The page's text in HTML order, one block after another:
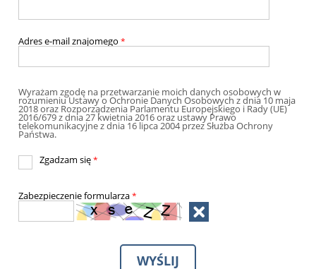
Adres e-mail znajomego *
Wyrażam zgodę na przetwarzanie moich danych osobowych w
rozumieniu Ustawy o Ochronie Danych Osobowych z dnia 10 maja
2018 oraz Rozporządzenia Parlamentu Europejskiego i Rady (UE)
2016/679 z dnia 27 kwietnia 2016 oraz ustawy Prawo
telekomunikacyjne z dnia 16 lipca 2004 przez Służba Ochrony
Państwa.
Zgadzam się *
Zabezpieczenie formularza *